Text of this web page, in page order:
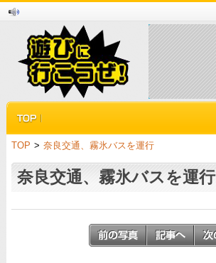
TOP > 奈良交通、霧氷バスを運行
奈良交通、霧氷バスを運行